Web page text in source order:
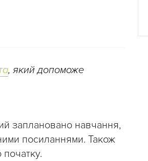
, який допоможе
заплановано навчання,
посиланнями. Також